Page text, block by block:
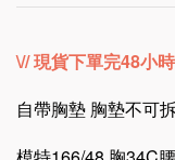
\// 現貨下單完48小
自帶胸墊 胸墊不可